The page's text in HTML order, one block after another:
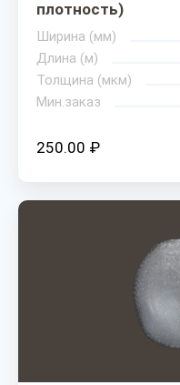
плотность)
Ширина (мм)
Длина (м)
Толщина (мкм)
Мин.заказ
250.00 ₽